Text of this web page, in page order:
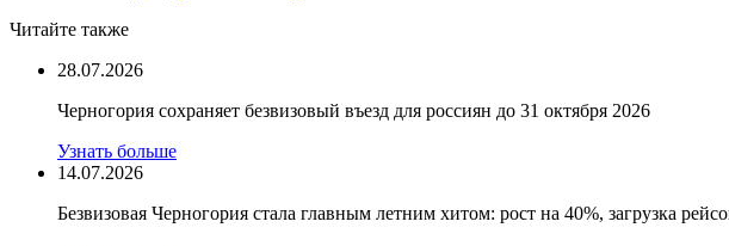
Читайте также
28.07.2026
Черногория сохраняет безвизовый въезд для россиян до 31 октября 2026
Узнать больше
14.07.2026
Безвизовая Черногория стала главным летним хитом: рост на 40%, загрузка